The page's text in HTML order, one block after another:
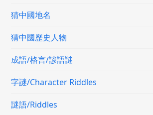
猜中國地名
猜中國歷史人物
成語/格言/諺語謎
字謎/Character Riddles
謎語/Riddles